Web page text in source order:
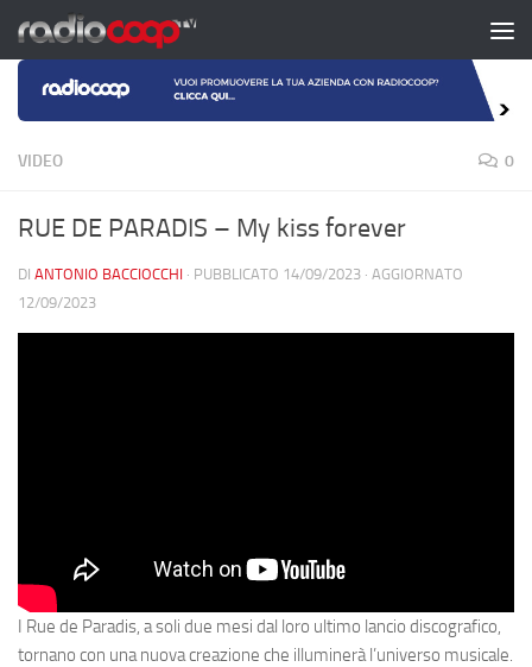
Salta al contenuto
VIDEO 0
RUE DE PARADIS – My kiss forever
DI ANTONIO BACCIOCCHI · PUBBLICATO 14/09/2023 · AGGIORNATO
12/09/2023
I Rue de Paradis, a soli due mesi dal loro ultimo lancio discografico,
tornano con una nuova creazione che illuminerà l’universo musicale.